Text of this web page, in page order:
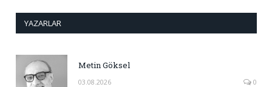
YAZARLAR
Metin Göksel
03.08.2026 0